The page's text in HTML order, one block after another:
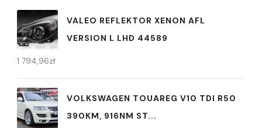
VALEO REFLEKTOR XENON AFL
VERSION L LHD 44589
1 794,96zł
VOLKSWAGEN TOUAREG V10 TDI R50
390KM, 916NM ST...